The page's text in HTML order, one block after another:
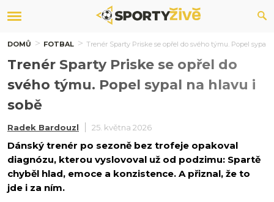
DOMŮ FOTBAL Trenér Sparty Priske se opřel do svého týmu. Popel sypal
Trenér Sparty Priske se opřel do
svého týmu. Popel sypal na hlavu i
sobě
Radek Bardouzl 25. května 2026
Dánský trenér po sezoně bez trofeje opakoval
diagnózu, kterou vyslovoval už od podzimu: Spartě
chyběl hlad, emoce a konzistence. A přiznal, že to
jde i za ním.